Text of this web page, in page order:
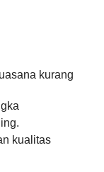
kurang
kualitas